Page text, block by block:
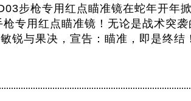
步枪专用红点瞄准镜在蛇年开年
专用红点瞄准镜！无论是战术突袭
锐与果决，宣告：瞄准，即是终
阔无…